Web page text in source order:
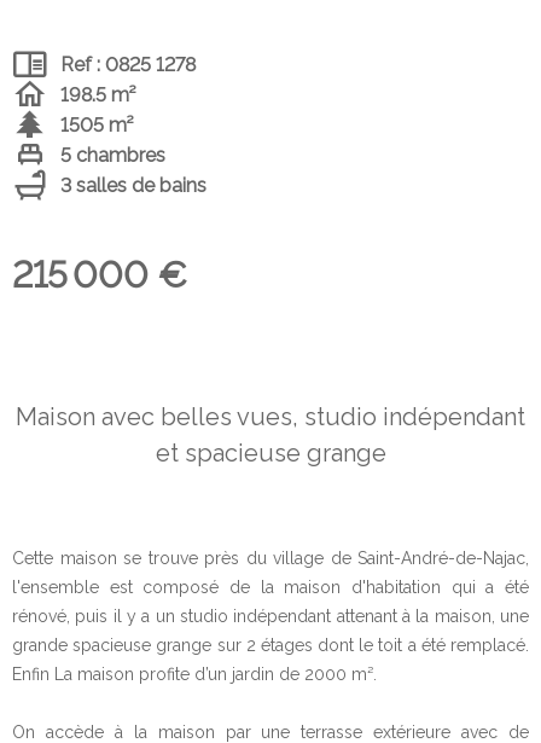
Ref : 0825 1278
198.5 m²
1505 m²
5 chambres
3 salles de bains
215 000 €
Maison avec belles vues, studio indépendant
et spacieuse grange
Cette maison se trouve près du village de Saint-André-de-Najac,
l'ensemble est composé de la maison d'habitation qui a été
rénové, puis il y a un studio indépendant attenant à la maison, une
grande spacieuse grange sur 2 étages dont le toit a été remplacé.
Enfin La maison profite d’un jardin de 2000 m².
On accède à la maison par une terrasse extérieure avec de